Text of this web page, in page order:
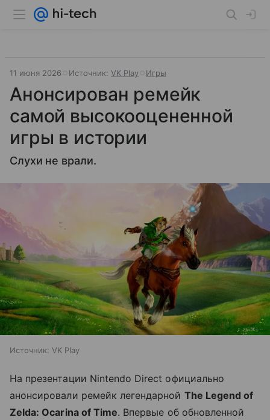
11 июня 2026 Источник: VK Play Игры
Анонсирован ремейк
самой высокооцененной
игры в истории
Слухи не врали.
Источник: VK Play
На презентации Nintendo Direct официально
анонсировали ремейк легендарной The Legend of
Zelda: Ocarina of Time. Впервые об обновленной